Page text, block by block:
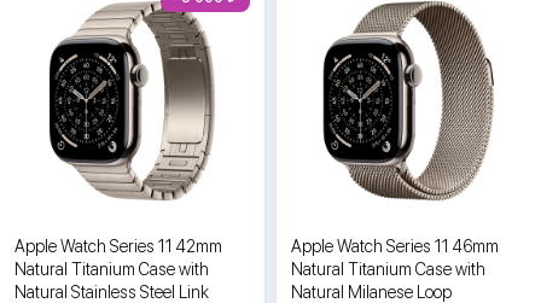
Apple Watch Series 11 42mm
Natural Titanium Case with
Natural Stainless Steel Link
Apple Watch Series 11 46mm
Natural Titanium Case with
Natural Milanese Loop